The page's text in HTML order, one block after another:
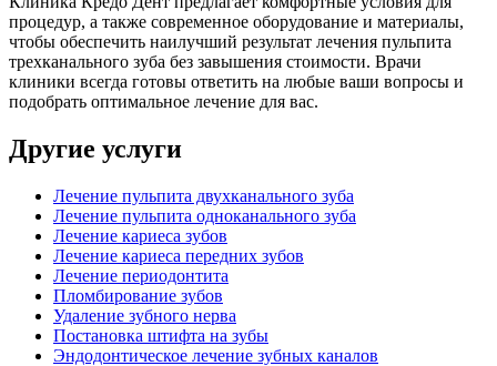
процедур, а также современное оборудование и материалы,
чтобы обеспечить наилучший результат лечения пульпита
трехканального зуба без завышения стоимости. Врачи
клиники всегда готовы ответить на любые ваши вопросы и
подобрать оптимальное лечение для вас.
Другие услуги
Лечение пульпита двухканального зуба
Лечение пульпита одноканального зуба
Лечение кариеса зубов
Лечение кариеса передних зубов
Лечение периодонтита
Пломбирование зубов
Удаление зубного нерва
Постановка штифта на зубы
Эндодонтическое лечение зубных каналов